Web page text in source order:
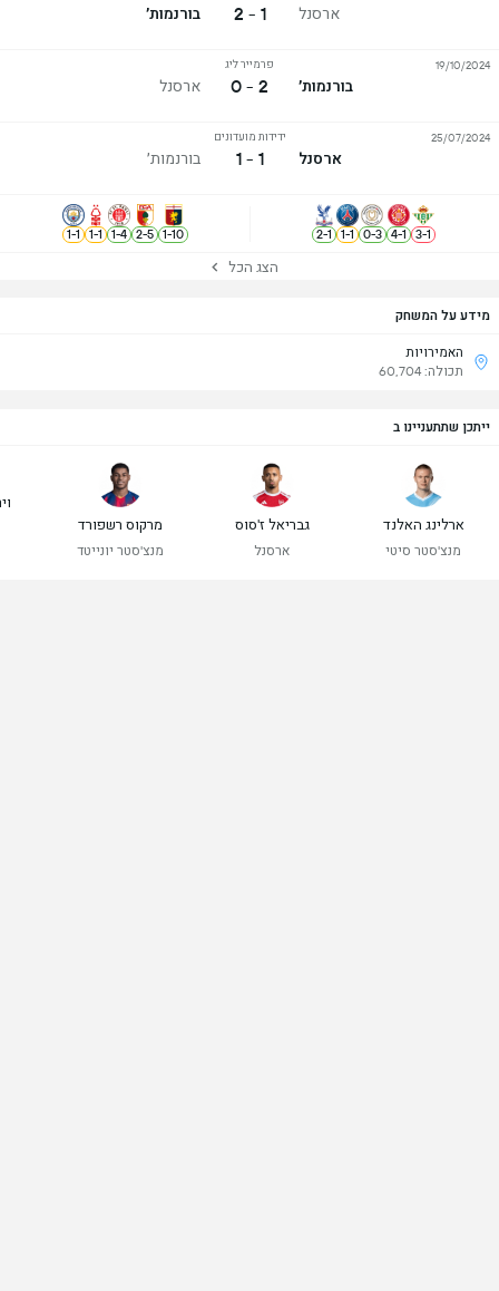
מידע על המשחק
האמירויות
תכולה: 60,704
ארסנל 1 - 2 בורנמות׳
בורנמות׳
פרמייר ליג
2 - 0 ארסנל
19/10/2024
ארסנל
ידידות מועדונים
1 - 1 בורנמות׳
25/07/2024
1
-
3
1
-
4
3
-
0
1
-
1
1
-
2
10
-
1
5
-
2
4
-
1
1
-
1
1
-
1
הצג הכל
ייתכן שתתעניינו ב
ארלינג האלנד
מנצ'סטר סיטי
גבריאל ז'סוס
ארסנל
מרקוס רשפורד
מנצ'סטר יונייטד